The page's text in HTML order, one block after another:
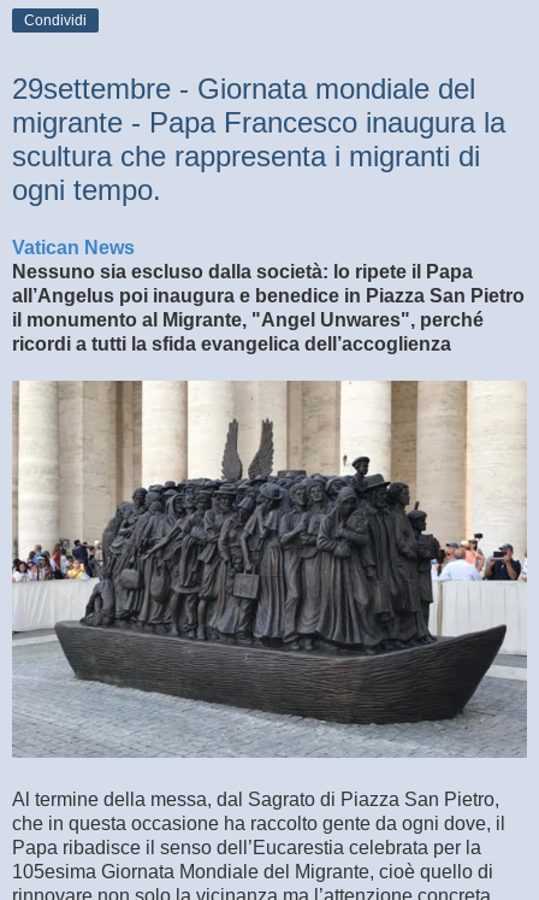
Condividi
29settembre - Giornata mondiale del
migrante - Papa Francesco inaugura la
scultura che rappresenta i migranti di
ogni tempo.
Vatican News
Nessuno sia escluso dalla società: lo ripete il Papa
all’Angelus poi inaugura e benedice in Piazza San Pietro
il monumento al Migrante, "Angel Unwares", perché
ricordi a tutti la sfida evangelica dell’accoglienza
Al termine della messa, dal Sagrato di Piazza San Pietro,
che in questa occasione ha raccolto gente da ogni dove, il
Papa ribadisce il senso dell’Eucarestia celebrata per la
105esima Giornata Mondiale del Migrante, cioè quello di
rinnovare non solo la vicinanza ma l’attenzione concreta